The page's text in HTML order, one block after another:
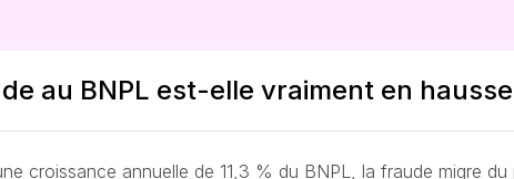
au BNPL est-elle vraiment en
croissance annuelle de 11,3 % du BNPL, la fraude migre